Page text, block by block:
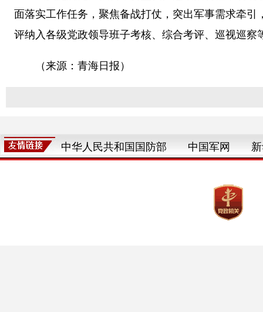
面落实工作任务，聚焦备战打仗，突出军事需求牵
评纳入各级党政领导班子考核、综合考评、巡视巡
（来源：青海日报）
中华人民共和国国防部 中国军网